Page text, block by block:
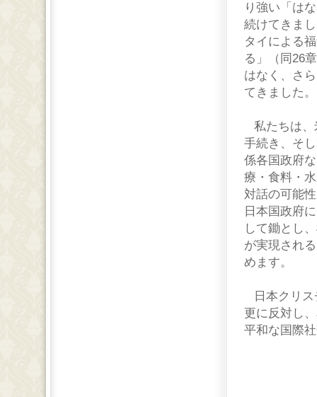
り強い「は
続けてきま
タイによる
る」（同 26章
はなく、さ
てきました。
私たちは
手続き、そ
係各国政府
療・食料・
対話の可能
日本国政府
して鋤とし
が実現され
めます。
日本クリ
更に反対し
平和な国際